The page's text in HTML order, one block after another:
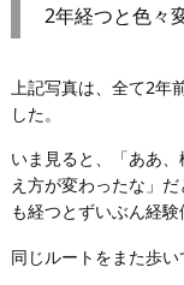
2年経つと色々
上記写真は、全て2年
した。
いま見ると、「ああ
え方が変わったな」
も経つとずいぶん経
同じルートをまた歩い